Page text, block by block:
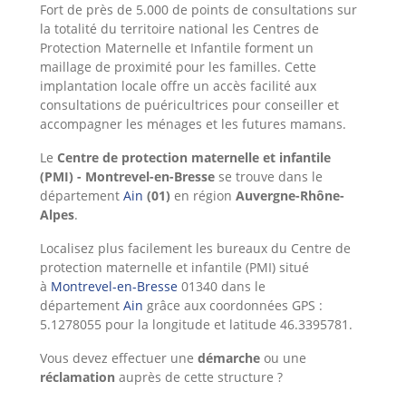
Fort de près de 5.000 de points de consultations sur
la totalité du territoire national les Centres de
Protection Maternelle et Infantile forment un
maillage de proximité pour les familles. Cette
implantation locale offre un accès facilité aux
consultations de puéricultrices pour conseiller et
accompagner les ménages et les futures mamans.
Le Centre de protection maternelle et infantile
(PMI) - Montrevel-en-Bresse se trouve dans le
département Ain (01) en région Auvergne-Rhône-
Alpes.
Localisez plus facilement les bureaux du Centre de
protection maternelle et infantile (PMI) situé
à Montrevel-en-Bresse 01340 dans le
département Ain grâce aux coordonnées GPS :
5.1278055 pour la longitude et latitude 46.3395781.
Vous devez effectuer une démarche ou une
réclamation auprès de cette structure ?